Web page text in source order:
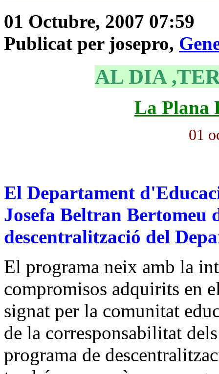
01 Octubre, 2007 07:59
Publicat per josepro,
AL DIA
La Plana
01
El Departament
Josefa Beltran Bertomeu
descentralització del
El programa neix amb la
compromisos adquirits en
signat per la comunitat
de la corresponsabilitat
programa de